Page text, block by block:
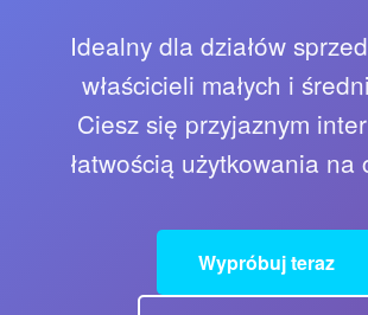
Idealny dla działów
właścicieli małych i
Ciesz się przyjaznym
łatwością użytkowania na
Wypróbuj teraz